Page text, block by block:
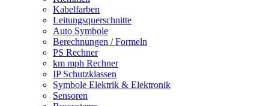
Kabelfarben
Leitungsquerschnitte
Auto Symbole
Berechnungen / Formeln
PS Rechner
km mph Rechner
IP Schutzklassen
Symbole Elektrik & Elektronik
Sensoren